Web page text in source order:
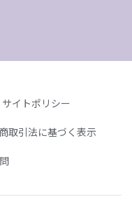
サイトポリシー
取引法に基づく表示